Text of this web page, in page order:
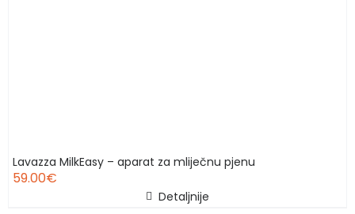
Lavazza MilkEasy – aparat za mliječnu pjenu
59.00€
Detaljnije